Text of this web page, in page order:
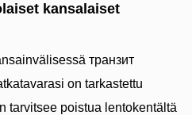
kansalaiset
транзит
on tarkastettu
tarvitsee poistua lentokentältä